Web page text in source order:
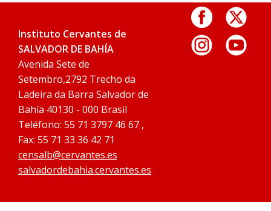
Instituto Cervantes de
SALVADOR DE BAHÍA
Avenida Sete de
Setembro,2792 Trecho da
Ladeira da Barra Salvador de
Bahía 40130 - 000 Brasil
Teléfono: 55 71 3797 46 67 ,
Fax: 55 71 33 36 42 71
censalb@cervantes.es
salvadordebahia.cervantes.es